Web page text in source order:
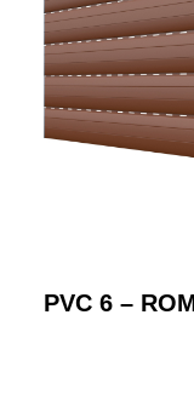
PVC 6 –